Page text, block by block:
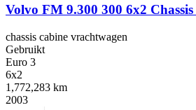
Volvo FM 9.300 300 6x2
chassis cabine vrachtwagen
Gebruikt
Euro 3
6x2
1,772,283 km
2003